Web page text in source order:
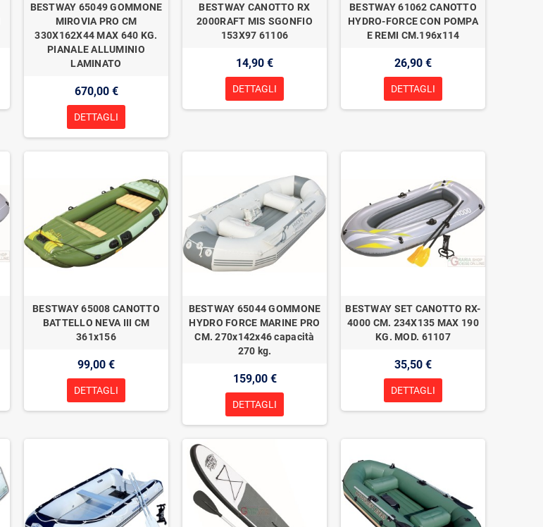
BESTWAY 65049 GOMMONE
MIROVIA PRO CM
330X162X44 MAX 640 KG.
PIANALE ALLUMINIO
LAMINATO
670,00 €
DETTAGLI
BESTWAY CANOTTO RX
2000RAFT MIS SGONFIO
153X97 61106
14,90 €
DETTAGLI
BESTWAY 61062 CANOTTO
HYDRO-FORCE CON POMPA
E REMI CM.196x114
26,90 €
DETTAGLI
BESTWAY 65008 CANOTTO
BATTELLO NEVA III CM
361x156
99,00 €
DETTAGLI
BESTWAY 65044 GOMMONE
HYDRO FORCE MARINE PRO
CM. 270x142x46 capacità
270 kg.
159,00 €
DETTAGLI
BESTWAY SET CANOTTO RX-
4000 CM. 234X135 MAX 190
KG. MOD. 61107
35,50 €
DETTAGLI